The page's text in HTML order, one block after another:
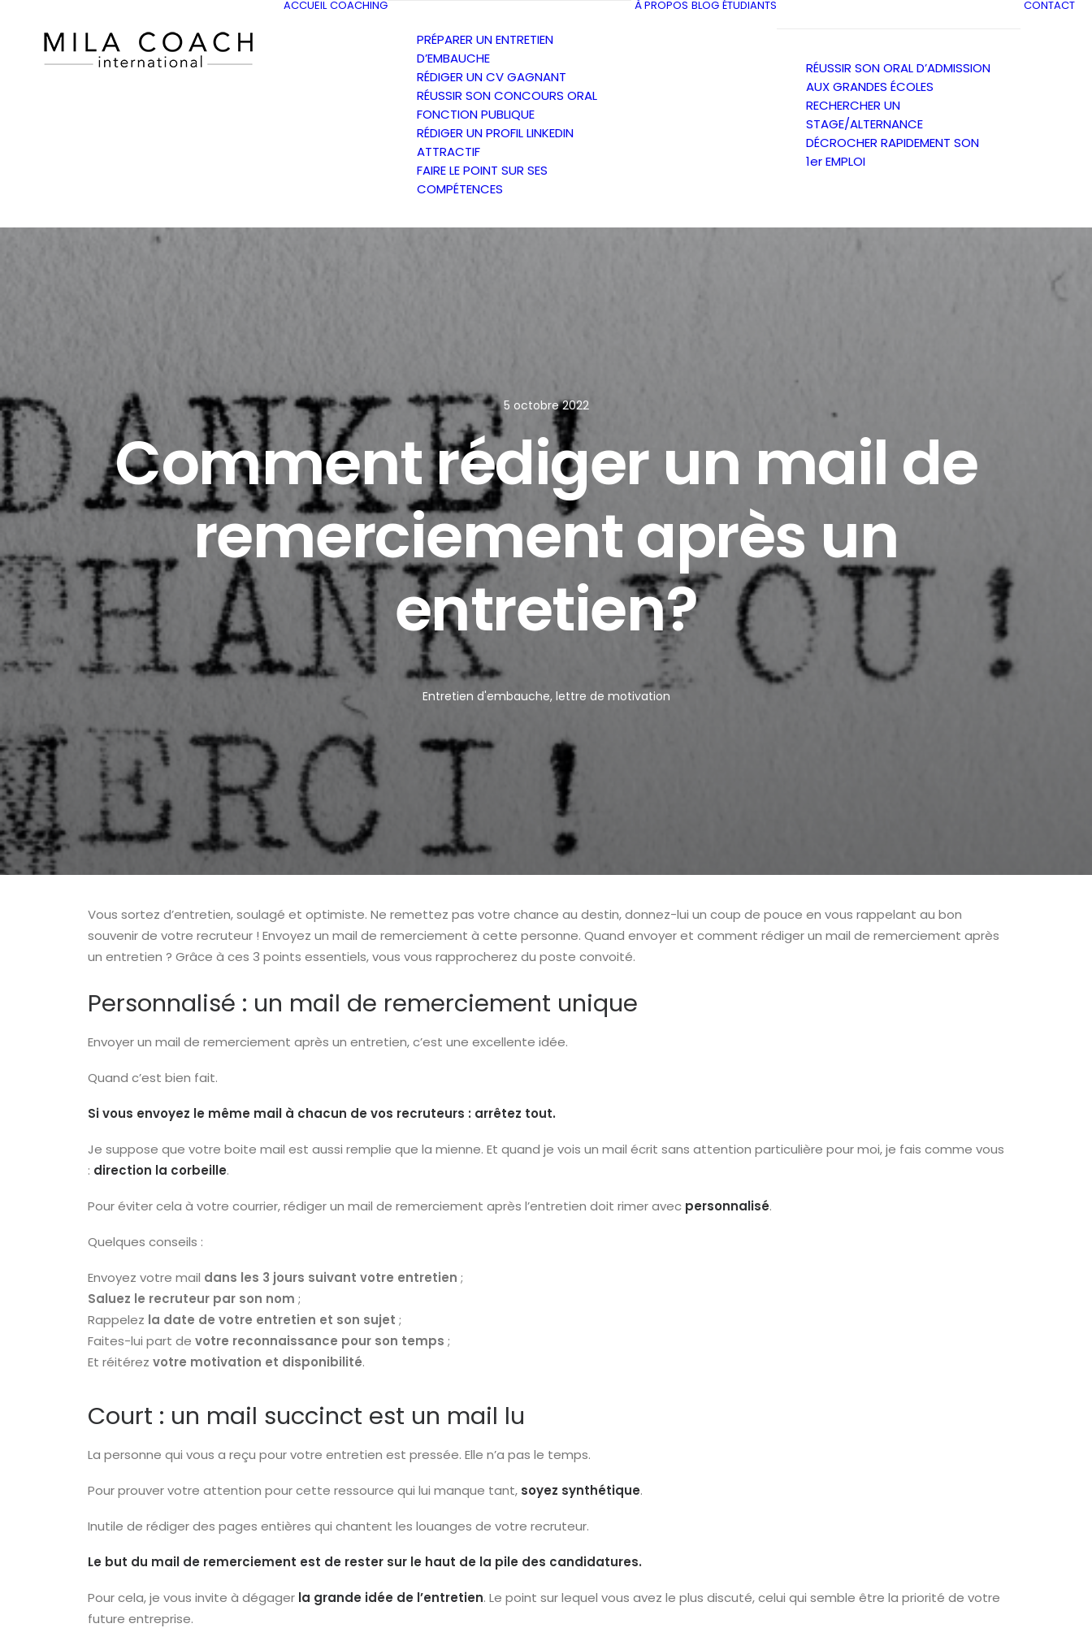
ACCUEIL COACHING
PRÉPARER UN ENTRETIEN
D’EMBAUCHE
RÉDIGER UN CV GAGNANT
RÉUSSIR SON CONCOURS ORAL
FONCTION PUBLIQUE
RÉDIGER UN PROFIL LINKEDIN
ATTRACTIF
FAIRE LE POINT SUR SES
COMPÉTENCES
À PROPOS BLOG ÉTUDIANTS
RÉUSSIR SON ORAL D’ADMISSION
AUX GRANDES ÉCOLES
RECHERCHER UN
STAGE/ALTERNANCE
DÉCROCHER RAPIDEMENT SON
1er EMPLOI
CONTACT
5 octobre 2022
Comment rédiger un mail de
remerciement après un
entretien?
Entretien d'embauche, lettre de motivation
Vous sortez d’entretien, soulagé et optimiste. Ne remettez pas votre chance au destin, donnez-lui un coup de pouce en vous rappelant au bon
souvenir de votre recruteur ! Envoyez un mail de remerciement à cette personne. Quand envoyer et comment rédiger un mail de remerciement après
un entretien ? Grâce à ces 3 points essentiels, vous vous rapprocherez du poste convoité.
Personnalisé : un mail de remerciement unique
Envoyer un mail de remerciement après un entretien, c’est une excellente idée.
Quand c’est bien fait.
Si vous envoyez le même mail à chacun de vos recruteurs : arrêtez tout.
Je suppose que votre boite mail est aussi remplie que la mienne. Et quand je vois un mail écrit sans attention particulière pour moi, je fais comme vous
: direction la corbeille.
Pour éviter cela à votre courrier, rédiger un mail de remerciement après l’entretien doit rimer avec personnalisé.
Quelques conseils :
Envoyez votre mail dans les 3 jours suivant votre entretien ;
Saluez le recruteur par son nom ;
Rappelez la date de votre entretien et son sujet ;
Faites-lui part de votre reconnaissance pour son temps ;
Et réitérez votre motivation et disponibilité.
Court : un mail succinct est un mail lu
La personne qui vous a reçu pour votre entretien est pressée. Elle n’a pas le temps.
Pour prouver votre attention pour cette ressource qui lui manque tant, soyez synthétique.
Inutile de rédiger des pages entières qui chantent les louanges de votre recruteur.
Le but du mail de remerciement est de rester sur le haut de la pile des candidatures.
Pour cela, je vous invite à dégager la grande idée de l’entretien. Le point sur lequel vous avez le plus discuté, celui qui semble être la priorité de votre
future entreprise.